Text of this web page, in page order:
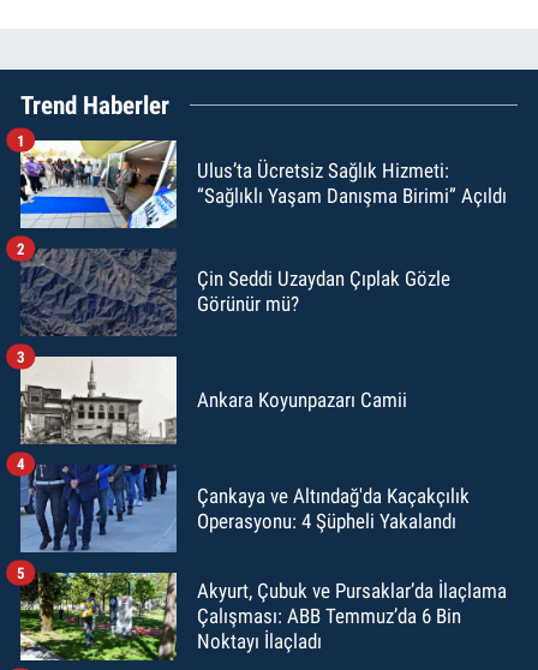
Trend Haberler
Ulus’ta Ücretsiz Sağlık Hizmeti:
“Sağlıklı Yaşam Danışma Birimi” Açıldı
1
Çin Seddi Uzaydan Çıplak Gözle
Görünür mü?
2
Ankara Koyunpazarı Camii
3
Çankaya ve Altındağ'da Kaçakçılık
Operasyonu: 4 Şüpheli Yakalandı
4
Akyurt, Çubuk ve Pursaklar’da İlaçlama
Çalışması: ABB Temmuz’da 6 Bin
Noktayı İlaçladı
5